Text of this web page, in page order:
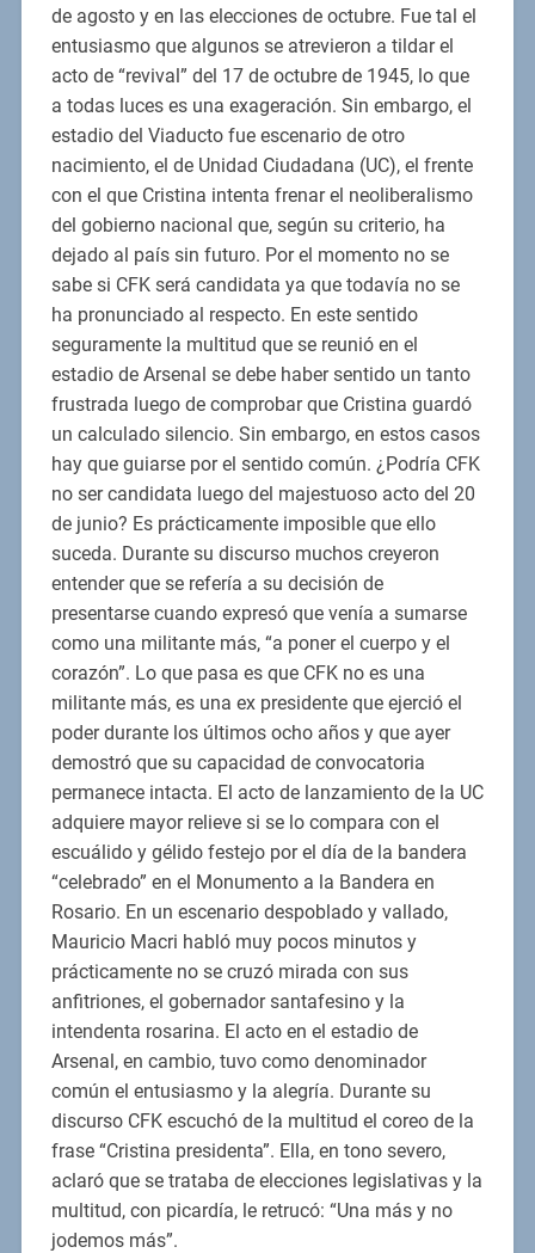
de agosto y en las elecciones de octubre. Fue tal el
entusiasmo que algunos se atrevieron a tildar el
acto de “revival” del 17 de octubre de 1945, lo que
a todas luces es una exageración. Sin embargo, el
estadio del Viaducto fue escenario de otro
nacimiento, el de Unidad Ciudadana (UC), el frente
con el que Cristina intenta frenar el neoliberalismo
del gobierno nacional que, según su criterio, ha
dejado al país sin futuro. Por el momento no se
sabe si CFK será candidata ya que todavía no se
ha pronunciado al respecto. En este sentido
seguramente la multitud que se reunió en el
estadio de Arsenal se debe haber sentido un tanto
frustrada luego de comprobar que Cristina guardó
un calculado silencio. Sin embargo, en estos casos
hay que guiarse por el sentido común. ¿Podría CFK
no ser candidata luego del majestuoso acto del 20
de junio? Es prácticamente imposible que ello
suceda. Durante su discurso muchos creyeron
entender que se refería a su decisión de
presentarse cuando expresó que venía a sumarse
como una militante más, “a poner el cuerpo y el
corazón”. Lo que pasa es que CFK no es una
militante más, es una ex presidente que ejerció el
poder durante los últimos ocho años y que ayer
demostró que su capacidad de convocatoria
permanece intacta. El acto de lanzamiento de la UC
adquiere mayor relieve si se lo compara con el
escuálido y gélido festejo por el día de la bandera
“celebrado” en el Monumento a la Bandera en
Rosario. En un escenario despoblado y vallado,
Mauricio Macri habló muy pocos minutos y
prácticamente no se cruzó mirada con sus
anfitriones, el gobernador santafesino y la
intendenta rosarina. El acto en el estadio de
Arsenal, en cambio, tuvo como denominador
común el entusiasmo y la alegría. Durante su
discurso CFK escuchó de la multitud el coreo de la
frase “Cristina presidenta”. Ella, en tono severo,
aclaró que se trataba de elecciones legislativas y la
multitud, con picardía, le retrucó: “Una más y no
jodemos más”.